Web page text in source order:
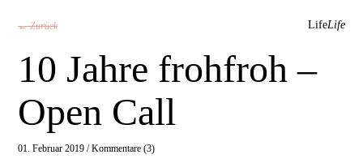
← Zurück LifeLife
10 Jahre frohfroh –
Open Call
01. Februar 2019 /Kommentare (3)